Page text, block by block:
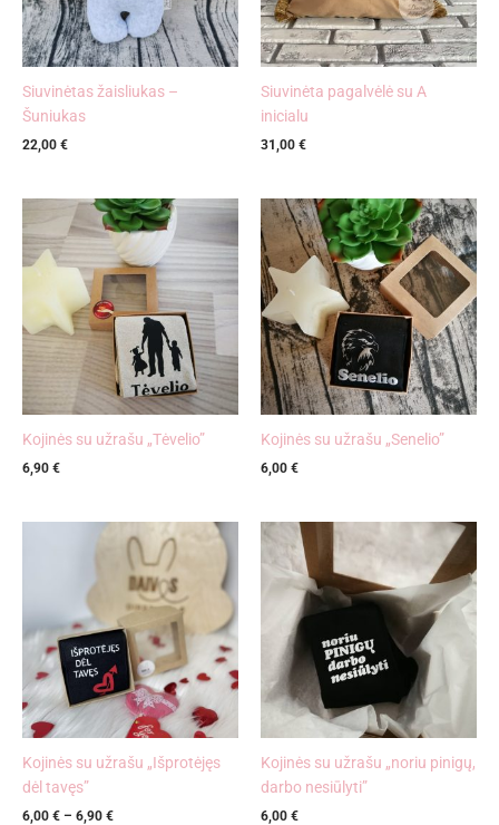
Siuvinėtas žaisliukas –
Šuniukas
22,00 €
Siuvinėta pagalvėlė su A
inicialu
31,00 €
Kojinės su užrašu „Tėvelio”
6,90 €
Kojinės su užrašu „Senelio”
6,00 €
Kojinės su užrašu „Išprotėjęs
dėl tavęs”
6,00 € – 6,90 €
range:
6,00 €
through
6,90 €
Kojinės su užrašu „noriu pinigų,
darbo nesiūlyti”
6,00 €